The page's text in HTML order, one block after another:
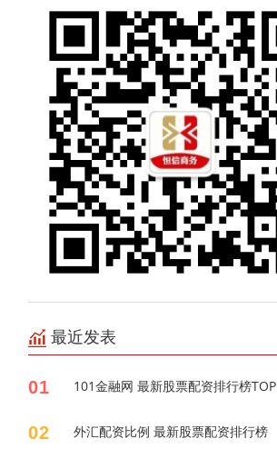
最近发表
01 101金融网 最新股票配资排行榜TOP
02 外汇配资比例 最新股票配资排行榜